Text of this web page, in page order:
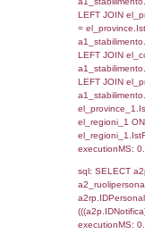
sql:
sql:
sql: